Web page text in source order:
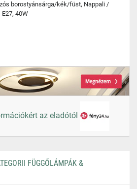
borostyánsárga/kék/füst, Nappali /
40W
az eladótól
FÜGGŐLÁMPÁK &